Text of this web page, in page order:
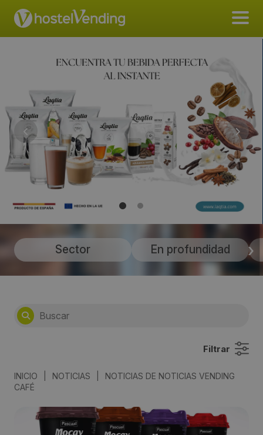
Sector En profundidad
Filtrar
INICIO NOTICIAS
NOTICIAS DE NOTICIAS VENDING
CAFÉ